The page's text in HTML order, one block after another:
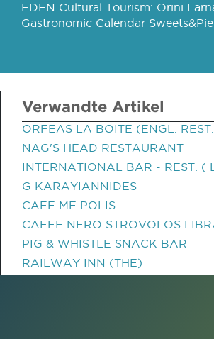
EDEN Cultural Tourism: Orini
Gastronomic Calendar
Verwandte Artikel
ORFEAS LA BOITE (ENGL.
NAG'S HEAD RESTAURANT
INTERNATIONAL BAR - REST. (
G KARAYIANNIDES
CAFE ME POLIS
CAFFE NERO STROVOLOS
PIG & WHISTLE SNACK BAR
RAILWAY INN (THE)